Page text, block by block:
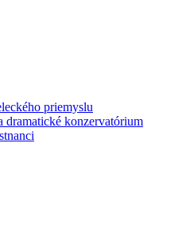
priemyslu
dramatické konzervatórium